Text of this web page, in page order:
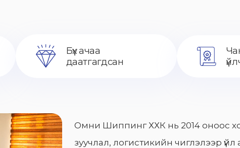
Бүх ачаа
даатгагдсан
Омни Шиппинг ХХК нь 2014 оноос
зуучлал, логистикийн чиглэлээр үйл